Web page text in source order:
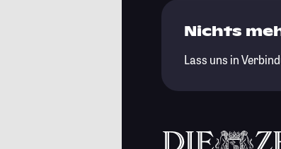
Nichts
Lass uns in